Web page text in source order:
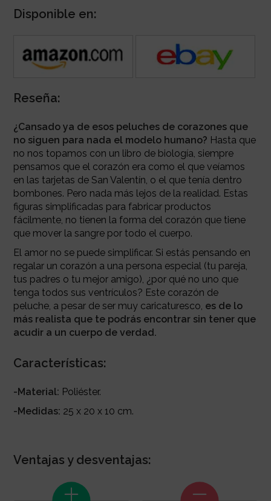
Disponible en:
Reseña:
¿Cansado ya de esos peluches de corazones que
no siguen para nada el modelo humano? Hasta que
no nos topamos con un libro de biología, siempre
pensamos que el corazón era como el que veíamos
en las tarjetas de San Valentín, o el que tenía dentro
bombones. Pero nada más lejos de la realidad. Estas
figuras simplificadas para fabricar productos
fácilmente, no tienen la forma del corazón que tiene
que mover la sangre por todo el cuerpo.
El amor no se puede simplificar. Si estás pensando en
regalar un corazón a una persona especial (tu pareja,
tus padres o tu mejor amigo), ¿por qué no uno que
tenga todos sus ventrículos? Este corazón de
peluche, a pesar de ser muy caricaturesco, es de lo
más realista que te podrás encontrar sin tener que
acudir a un cuerpo de verdad.
Características:
-Material: Poliéster.
-Medidas: 25 x 20 x 10 cm.
Ventajas y desventajas: